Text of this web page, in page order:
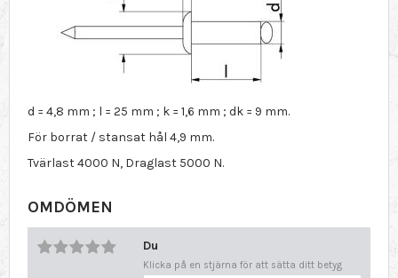
d = 4,8 mm ; l = 25 mm ; k = 1,6 mm ; dk = 9 mm.
För borrat / stansat hål 4,9 mm.
Tvärlast 4000 N, Draglast 5000 N.
OMDÖMEN
Du
Klicka på en stjärna för att sätta ditt betyg